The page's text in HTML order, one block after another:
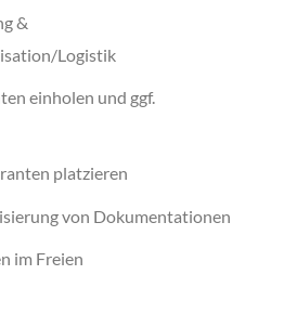
&
Logistik
einholen und ggf.
platzieren
von Dokumentationen
im Freien